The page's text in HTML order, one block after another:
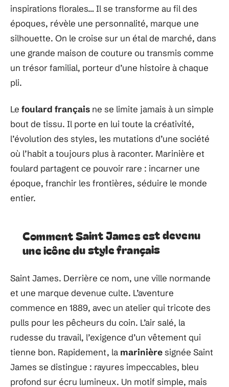
inspirations florales… Il se transforme au fil des
époques, révèle une personnalité, marque une
silhouette. On le croise sur un étal de marché, dans
une grande maison de couture ou transmis comme
un trésor familial, porteur d’une histoire à chaque
pli.
Le foulard français ne se limite jamais à un simple
bout de tissu. Il porte en lui toute la créativité,
l’évolution des styles, les mutations d’une société
où l’habit a toujours plus à raconter. Marinière et
foulard partagent ce pouvoir rare : incarner une
époque, franchir les frontières, séduire le monde
entier.
Comment Saint James est devenu
une icône du style français
Saint James. Derrière ce nom, une ville normande
et une marque devenue culte. L’aventure
commence en 1889, avec un atelier qui tricote des
pulls pour les pêcheurs du coin. L’air salé, la
rudesse du travail, l’exigence d’un vêtement qui
tienne bon. Rapidement, la marinièresignée Saint
James se distingue : rayures impeccables, bleu
profond sur écru lumineux. Un motif simple, mais